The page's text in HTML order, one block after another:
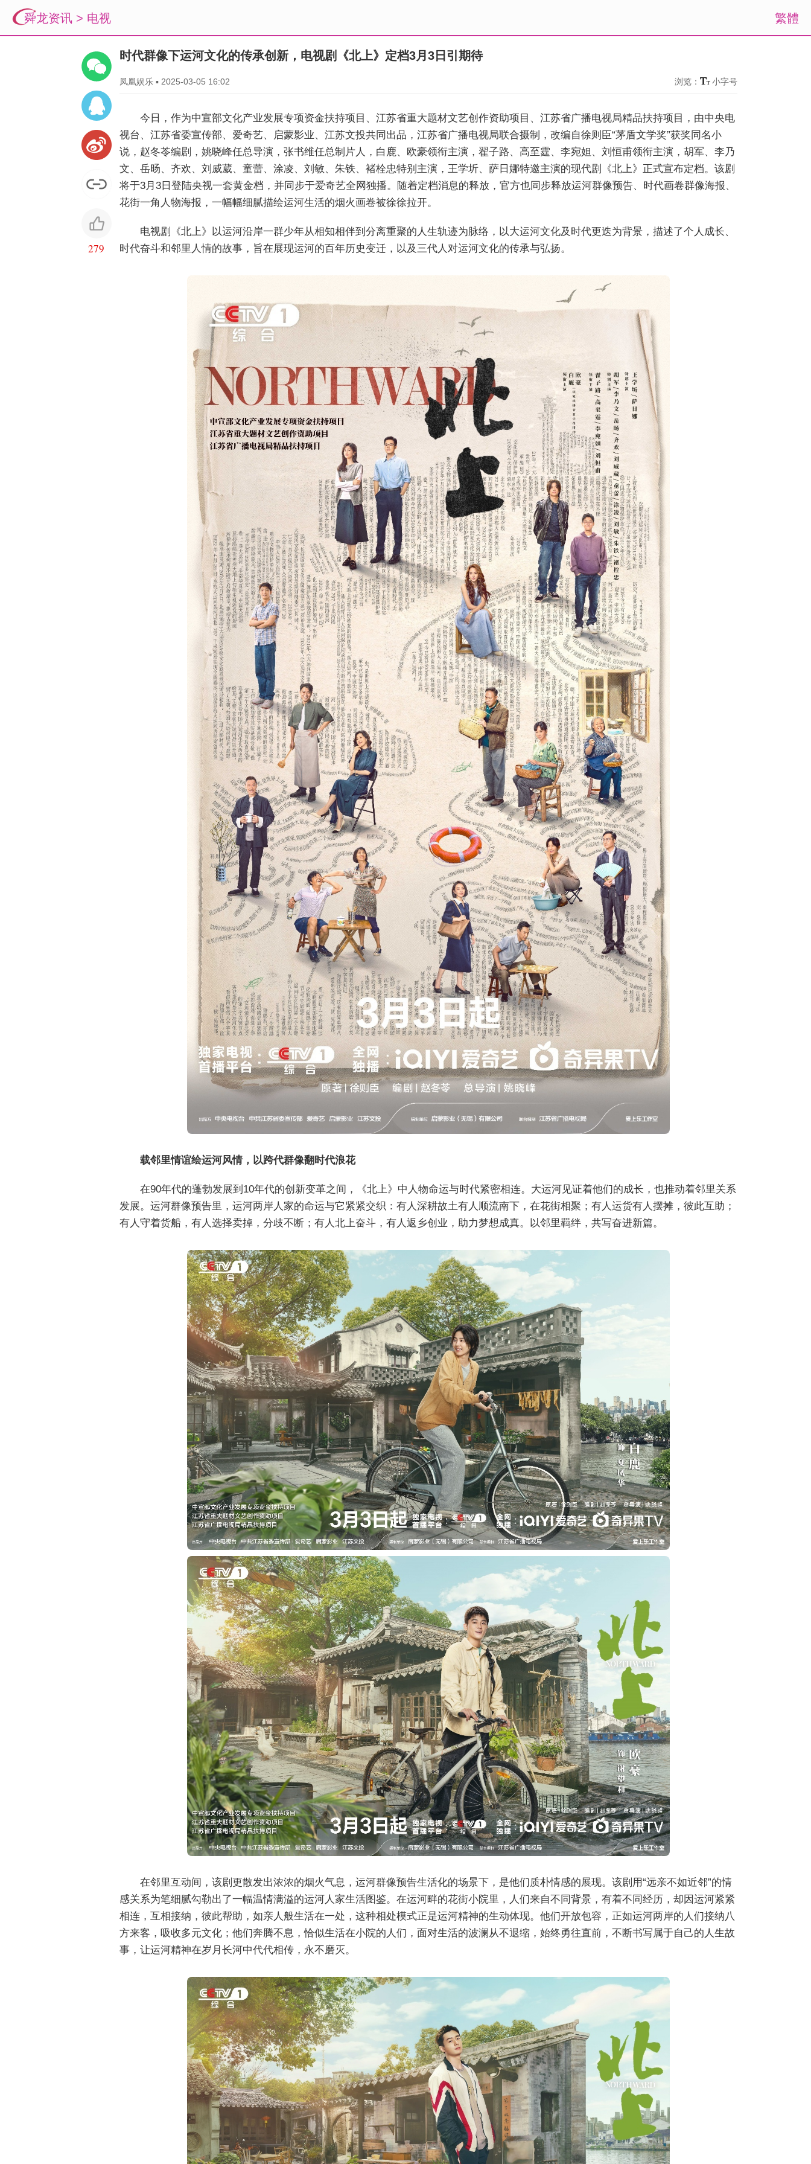
繁體
舜龙资讯 > 电视
279
时代群像下运河文化的传承创新，电视剧《北上》定档3月3日引期待
凤凰娱乐▪ 2025-03-05 16:02 浏览： 小字号
今日，作为中宣部文化产业发展专项资金扶持项目、江苏省重大题材文艺创作资助项目、江苏省广播电视局精品扶持项目，由中央电
视台、江苏省委宣传部、爱奇艺、启蒙影业、江苏文投共同出品，江苏省广播电视局联合摄制，改编自徐则臣“茅盾文学奖”获奖同名小
说，赵冬苓编剧，姚晓峰任总导演，张书维任总制片人，白鹿、欧豪领衔主演，翟子路、高至霆、李宛妲、刘恒甫领衔主演，胡军、李乃
文、岳旸、齐欢、刘威葳、童蕾、涂凌、刘敏、朱铁、褚栓忠特别主演，王学圻、萨日娜特邀主演的现代剧《北上》正式宣布定档。该剧
将于3月3日登陆央视一套黄金档，并同步于爱奇艺全网独播。随着定档消息的释放，官方也同步释放运河群像预告、时代画卷群像海报、
花街一角人物海报，一幅幅细腻描绘运河生活的烟火画卷被徐徐拉开。
电视剧《北上》以运河沿岸一群少年从相知相伴到分离重聚的人生轨迹为脉络，以大运河文化及时代更迭为背景，描述了个人成长、
时代奋斗和邻里人情的故事，旨在展现运河的百年历史变迁，以及三代人对运河文化的传承与弘扬。
载邻里情谊绘运河风情，以跨代群像翻时代浪花
在90年代的蓬勃发展到10年代的创新变革之间，《北上》中人物命运与时代紧密相连。大运河见证着他们的成长，也推动着邻里关系
发展。运河群像预告里，运河两岸人家的命运与它紧紧交织：有人深耕故土有人顺流南下，在花街相聚；有人运货有人摆摊，彼此互助；
有人守着货船，有人选择卖掉，分歧不断；有人北上奋斗，有人返乡创业，助力梦想成真。以邻里羁绊，共写奋进新篇。
在邻里互动间，该剧更散发出浓浓的烟火气息，运河群像预告生活化的场景下，是他们质朴情感的展现。该剧用“远亲不如近邻”的情
感关系为笔细腻勾勒出了一幅温情满溢的运河人家生活图鉴。在运河畔的花街小院里，人们来自不同背景，有着不同经历，却因运河紧紧
相连，互相接纳，彼此帮助，如亲人般生活在一处，这种相处模式正是运河精神的生动体现。他们开放包容，正如运河两岸的人们接纳八
方来客，吸收多元文化；他们奔腾不息，恰似生活在小院的人们，面对生活的波澜从不退缩，始终勇往直前，不断书写属于自己的人生故
事，让运河精神在岁月长河中代代相传，永不磨灭。